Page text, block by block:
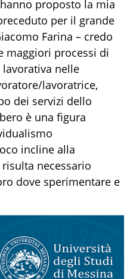
proposto la mia
per il grande
Farina – credo
maggiori processi di
lavorativa nelle
lavoratrice,
dei servizi dello
è una figura
incline alla
necessario
dove sperimentare e